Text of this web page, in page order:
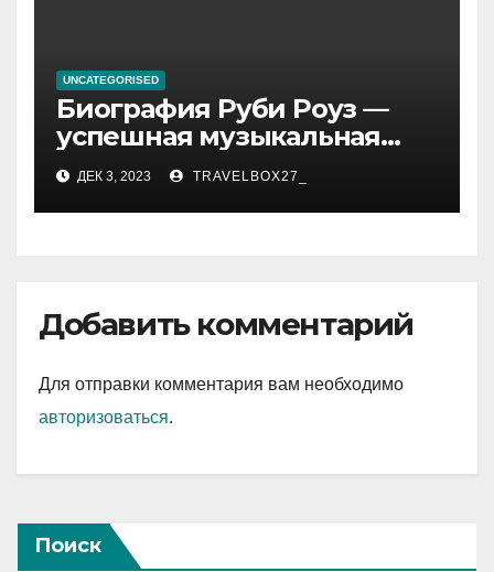
UNCATEGORISED
Биография Руби Роуз —
успешная музыкальная
карьера, личная жизнь и
знаковые достижения
ДЕК 3, 2023 TRAVELBOX27_
Добавить комментарий
Для отправки комментария вам необходимо
авторизоваться.
Поиск